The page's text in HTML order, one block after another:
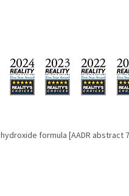
formula [AADR abstract